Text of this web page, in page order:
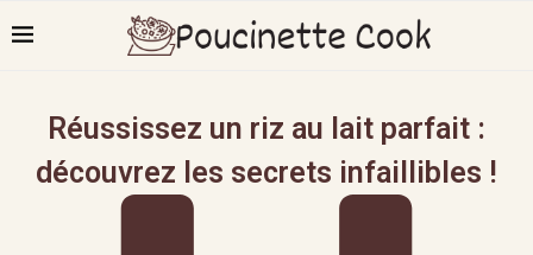
Réussissez un riz au lait parfait :
découvrez les secrets infaillibles !